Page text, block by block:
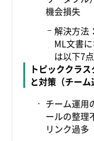
機会損失
解決方法
ML文書
は以下7
トピッククラ
と対策（チーム
チーム運用
ールの整理
リンク過多